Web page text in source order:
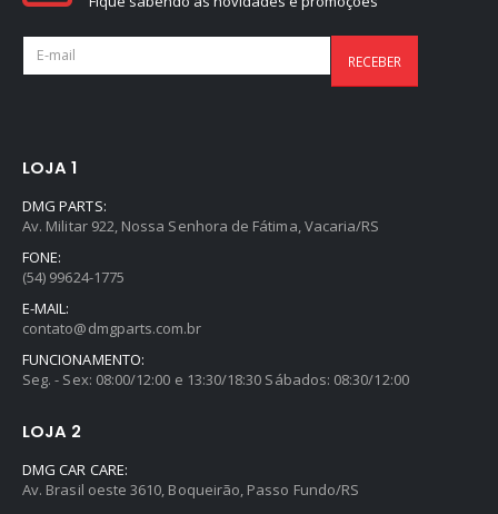
LOJA 1
DMG PARTS:
Av. Militar 922, Nossa Senhora de Fátima, Vacaria/RS
FONE:
(54) 99624-1775
E-MAIL:
contato@dmgparts.com.br
FUNCIONAMENTO:
Seg. - Sex: 08:00/12:00 e 13:30/18:30 Sábados: 08:30/12:00
LOJA 2
DMG CAR CARE:
Av. Brasil oeste 3610, Boqueirão, Passo Fundo/RS